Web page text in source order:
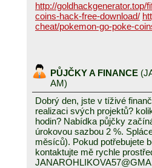
http://goldhackgenerator.top/
coins-hack-free-download/
cheat/pokemon-go-poke-
PŮJČKY A FINANCE (
AM)
Dobrý den, jste v tíživé
realizaci svých projektů?
hodin? Nabídka půjčky
úrokovou sazbou 2 %.
měsíců). Pokud potřebujete
kontaktujte mě rychle